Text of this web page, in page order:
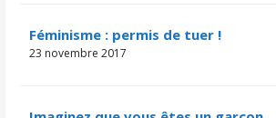
Féminisme : permis de tuer !
23 novembre 2017